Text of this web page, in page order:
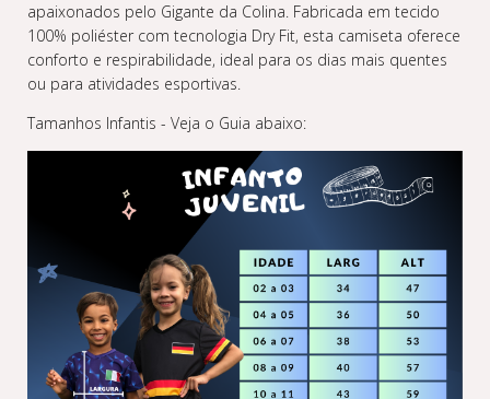
apaixonados pelo Gigante da Colina. Fabricada em tecido
100% poliéster com tecnologia Dry Fit, esta camiseta oferece
conforto e respirabilidade, ideal para os dias mais quentes
ou para atividades esportivas.
Tamanhos Infantis - Veja o Guia abaixo: